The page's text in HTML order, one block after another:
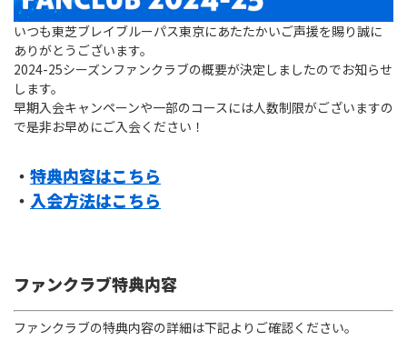
地域貢献活動
InstagramX Facebook
パートナーシップのご案内
いつも東芝ブレイブルーパス東京にあたたかいご声援を賜り誠に
ありがとうございます。
2024-25シーズンファンクラブの概要が決定しましたのでお知らせ
します。
早期入会キャンペーンや一部のコースには人数制限がございますの
で是非お早めにご入会ください！
・ 特典内容はこちら
・ 入会方法はこちら
ファンクラブ特典内容
ファンクラブの特典内容の詳細は下記よりご確認ください。